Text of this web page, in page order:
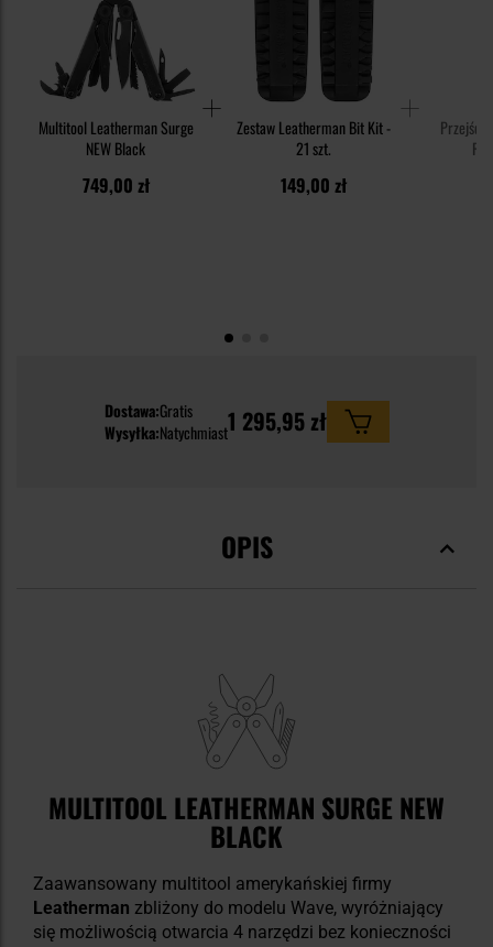
Multitool Leatherman Surge
NEW Black
749,00 zł
Zestaw Leatherman Bit Kit -
21 szt.
149,00 zł
Dostawa:Gratis
Wysyłka:Natychmiast1 295,95 zł
OPIS
MULTITOOL LEATHERMAN SURGE NEW
BLACK
Zaawansowany multitool amerykańskiej firmy
Leatherman zbliżony do modelu Wave, wyróżniający
się możliwością otwarcia 4 narzędzi bez konieczności